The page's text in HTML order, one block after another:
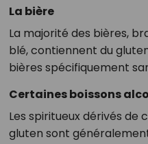
La bière
La majorité des bières,
blé, contiennent du
bières spécifiquement
Certaines boissons
Les spiritueux dérivés de
gluten sont